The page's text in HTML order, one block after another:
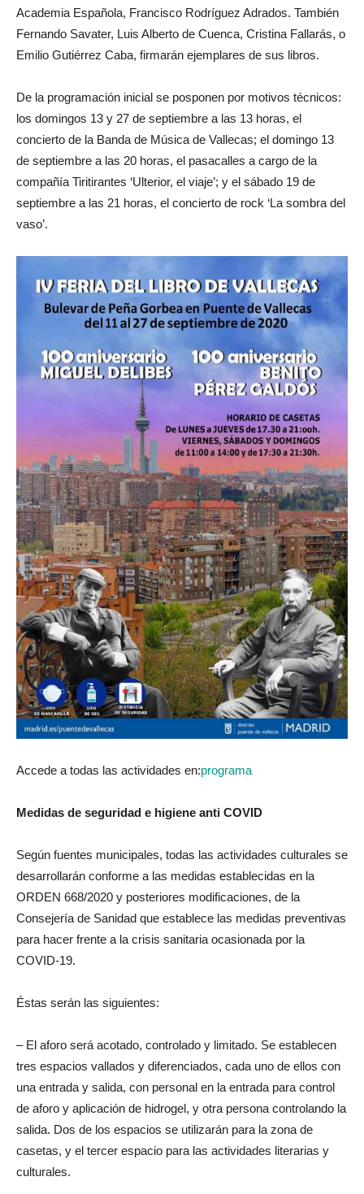
Academia Española, Francisco Rodríguez Adrados. También
Fernando Savater, Luis Alberto de Cuenca, Cristina Fallarás, o
Emilio Gutiérrez Caba, firmarán ejemplares de sus libros.
De la programación inicial se posponen por motivos técnicos:
los domingos 13 y 27 de septiembre a las 13 horas, el
concierto de la Banda de Música de Vallecas; el domingo 13
de septiembre a las 20 horas, el pasacalles a cargo de la
compañía Tiritirantes ‘Ulterior, el viaje’; y el sábado 19 de
septiembre a las 21 horas, el concierto de rock ‘La sombra del
vaso’.
Accede a todas las actividades en:programa
Medidas de seguridad e higiene anti COVID
Según fuentes municipales, todas las actividades culturales se
desarrollarán conforme a las medidas establecidas en la
ORDEN 668/2020 y posteriores modificaciones, de la
Consejería de Sanidad que establece las medidas preventivas
para hacer frente a la crisis sanitaria ocasionada por la
COVID-19.
Éstas serán las siguientes:
– El aforo será acotado, controlado y limitado. Se establecen
tres espacios vallados y diferenciados, cada uno de ellos con
una entrada y salida, con personal en la entrada para control
de aforo y aplicación de hidrogel, y otra persona controlando la
salida. Dos de los espacios se utilizarán para la zona de
casetas, y el tercer espacio para las actividades literarias y
culturales.